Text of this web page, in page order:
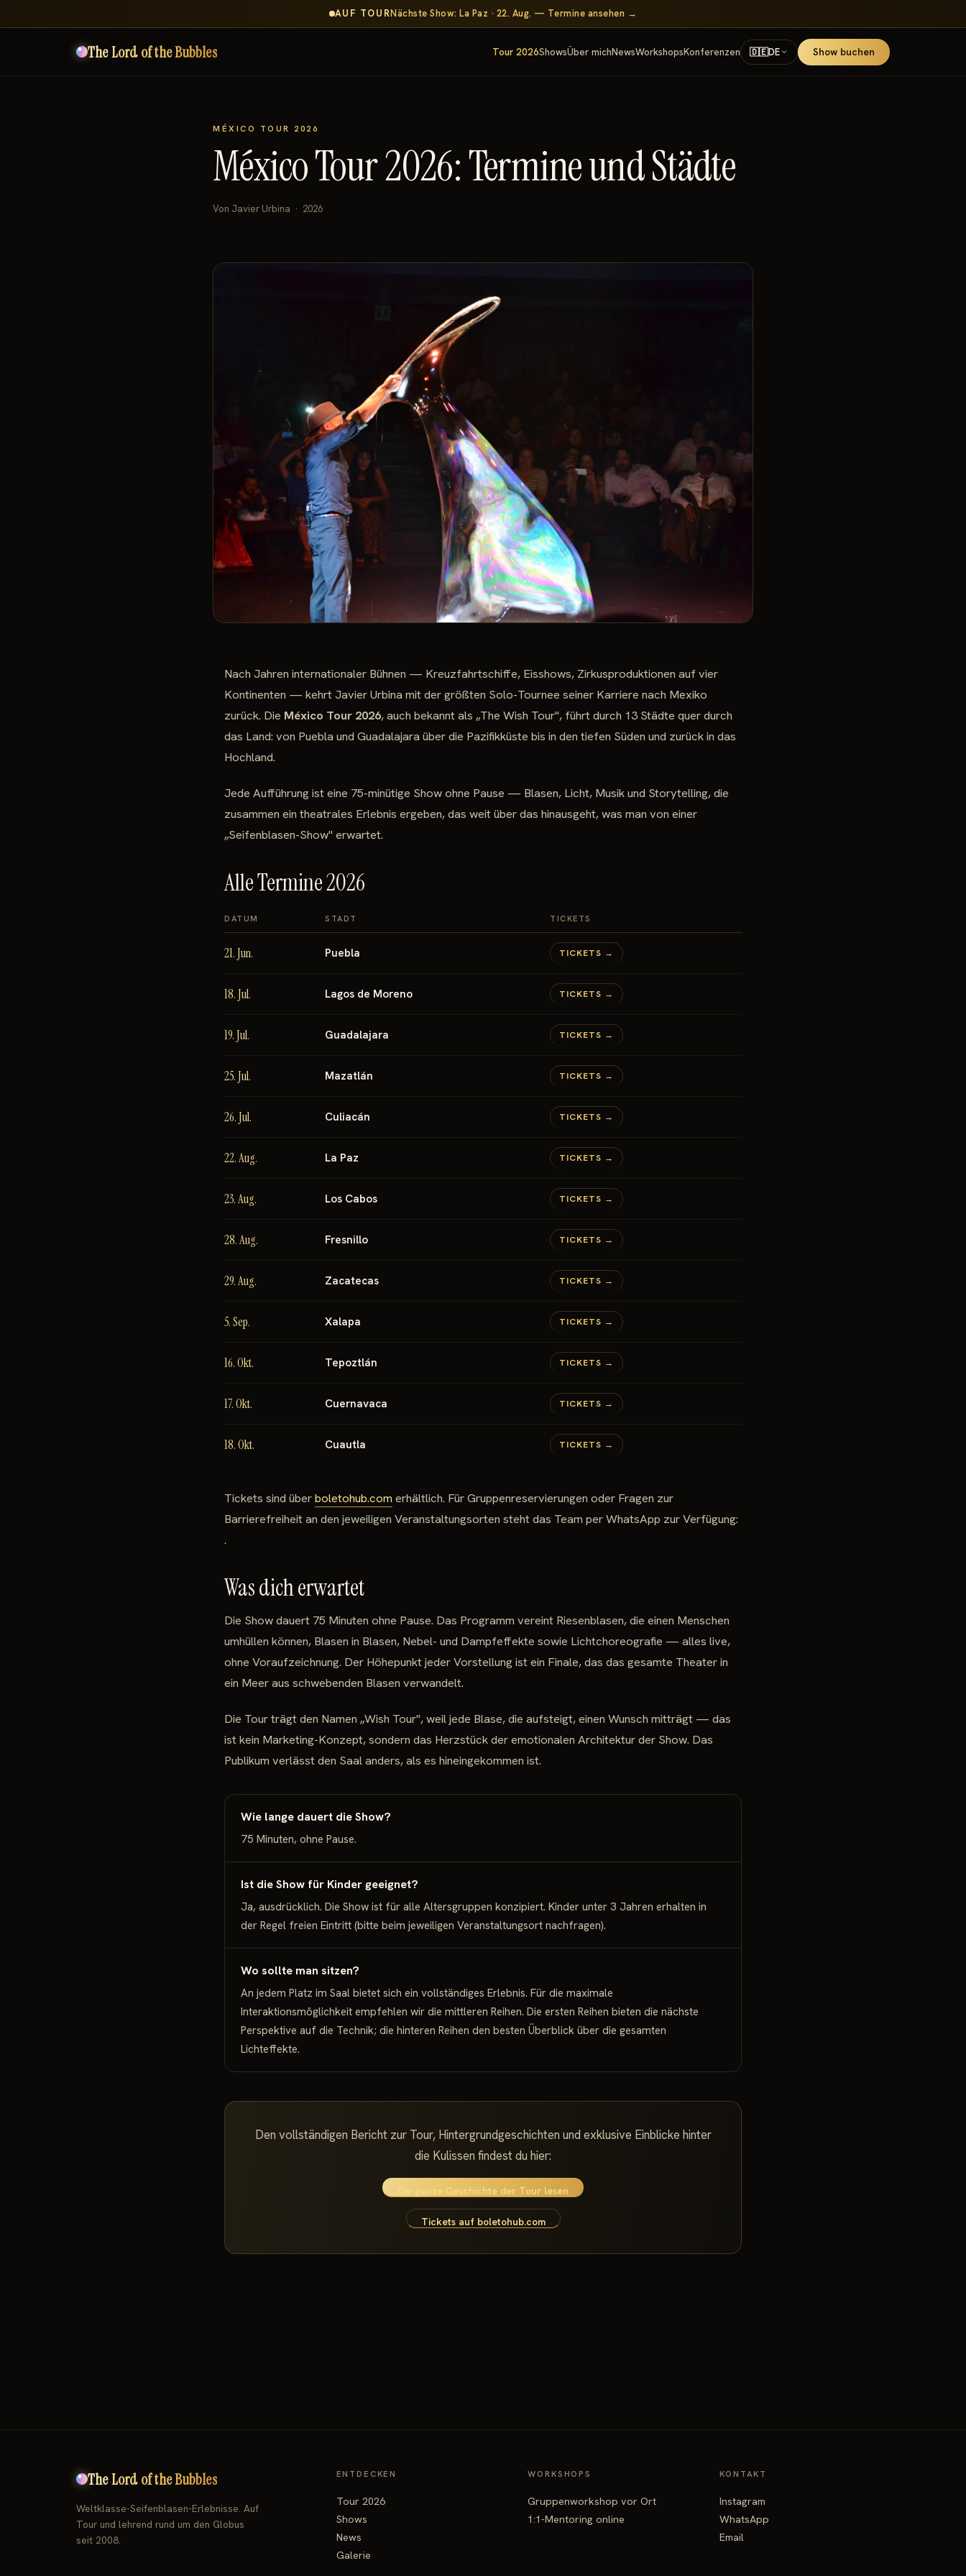
AUF TOURNächste Show: La Paz · 22. Aug. — Termine ansehen →
The Lord of the Bubbles Tour 2026ShowsÜber michNewsWorkshopsKonferenzen 🇩🇪DE Show buchen
MÉXICO TOUR 2026
México Tour 2026: Termine und Städte
Von Javier Urbina · 2026
Nach Jahren internationaler Bühnen — Kreuzfahrtschiffe, Eisshows, Zirkusproduktionen auf vier
Kontinenten — kehrt Javier Urbina mit der größten Solo-Tournee seiner Karriere nach Mexiko
zurück. Die México Tour 2026, auch bekannt als „The Wish Tour", führt durch 13 Städte quer durch
das Land: von Puebla und Guadalajara über die Pazifikküste bis in den tiefen Süden und zurück in das
Hochland.
Jede Aufführung ist eine 75-minütige Show ohne Pause — Blasen, Licht, Musik und Storytelling, die
zusammen ein theatrales Erlebnis ergeben, das weit über das hinausgeht, was man von einer
„Seifenblasen-Show" erwartet.
Alle Termine 2026
DATUM STADT TICKETS
21. Jun. Puebla TICKETS →
18. Jul. Lagos de Moreno TICKETS →
19. Jul. Guadalajara TICKETS →
25. Jul. Mazatlán TICKETS →
26. Jul. Culiacán TICKETS →
22. Aug. La Paz TICKETS →
23. Aug. Los Cabos TICKETS →
28. Aug. Fresnillo TICKETS →
29. Aug. Zacatecas TICKETS →
5. Sep. Xalapa TICKETS →
16. Okt. Tepoztlán TICKETS →
17. Okt. Cuernavaca TICKETS →
18. Okt. Cuautla TICKETS →
Tickets sind überboletohub.com erhältlich. Für Gruppenreservierungen oder Fragen zur
Barrierefreiheit an den jeweiligen Veranstaltungsorten steht das Team per WhatsApp zur Verfügung:
.
Was dich erwartet
Die Show dauert 75 Minuten ohne Pause. Das Programm vereint Riesenblasen, die einen Menschen
umhüllen können, Blasen in Blasen, Nebel- und Dampfeffekte sowie Lichtchoreografie — alles live,
ohne Voraufzeichnung. Der Höhepunkt jeder Vorstellung ist ein Finale, das das gesamte Theater in
ein Meer aus schwebenden Blasen verwandelt.
Die Tour trägt den Namen „Wish Tour", weil jede Blase, die aufsteigt, einen Wunsch mitträgt — das
ist kein Marketing-Konzept, sondern das Herzstück der emotionalen Architektur der Show. Das
Publikum verlässt den Saal anders, als es hineingekommen ist.
Wie lange dauert die Show?
75 Minuten, ohne Pause.
Ist die Show für Kinder geeignet?
Ja, ausdrücklich. Die Show ist für alle Altersgruppen konzipiert. Kinder unter 3 Jahren erhalten in
der Regel freien Eintritt (bitte beim jeweiligen Veranstaltungsort nachfragen).
Wo sollte man sitzen?
An jedem Platz im Saal bietet sich ein vollständiges Erlebnis. Für die maximale
Interaktionsmöglichkeit empfehlen wir die mittleren Reihen. Die ersten Reihen bieten die nächste
Perspektive auf die Technik; die hinteren Reihen den besten Überblick über die gesamten
Lichteffekte.
Den vollständigen Bericht zur Tour, Hintergrundgeschichten und exklusive Einblicke hinter
die Kulissen findest du hier:
Die ganze Geschichte der Tour lesen
Tickets auf boletohub.com
The Lord of the Bubbles
Weltklasse-Seifenblasen-Erlebnisse. Auf
Tour und lehrend rund um den Globus
seit 2008.
ENTDECKEN
Tour 2026
Shows
News
Galerie
WORKSHOPS
Gruppenworkshop vor Ort
1:1-Mentoring online
KONTAKT
Instagram
WhatsApp
Email